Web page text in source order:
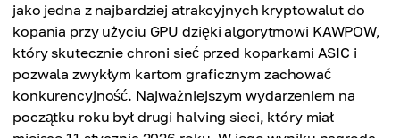
jako jedna z najbardziej atrakcyjnych kryptowalut do
kopania przy użyciu GPU dzięki algorytmowi KAWPOW,
który skutecznie chroni sieć przed koparkami ASIC i
pozwala zwykłym kartom graficznym zachować
konkurencyjność. Najważniejszym wydarzeniem na
początku roku był drugi halving sieci, który miał